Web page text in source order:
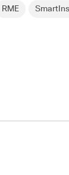
RME